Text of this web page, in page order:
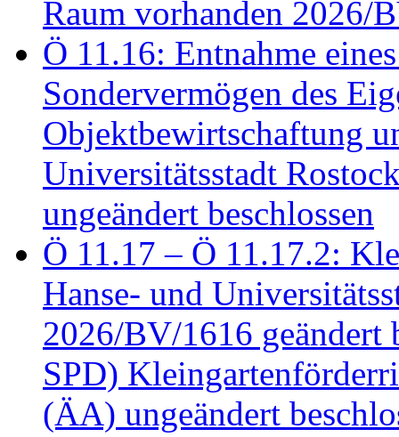
Raum vorhanden 2026/
Ö 11.16: Entnahme
Sondervermögen des
Objektbewirtschaftung
Universitätsstadt
ungeändert beschlossen
Ö 11.17 – Ö 11.17.2:
Hanse- und
2026/BV/1616 geändert
SPD)
(ÄA) ungeändert